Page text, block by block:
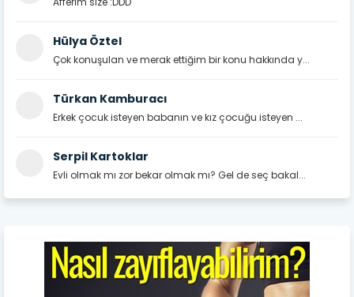
Hülya Öztel
Çok konuşulan ve merak ettiğim bir konu hakkında y...
Türkan Kamburacı
Erkek çocuk isteyen babanın ve kız çocuğu isteyen ...
Serpil Kartoklar
Evli olmak mı zor bekar olmak mı? Gel de seç bakal...